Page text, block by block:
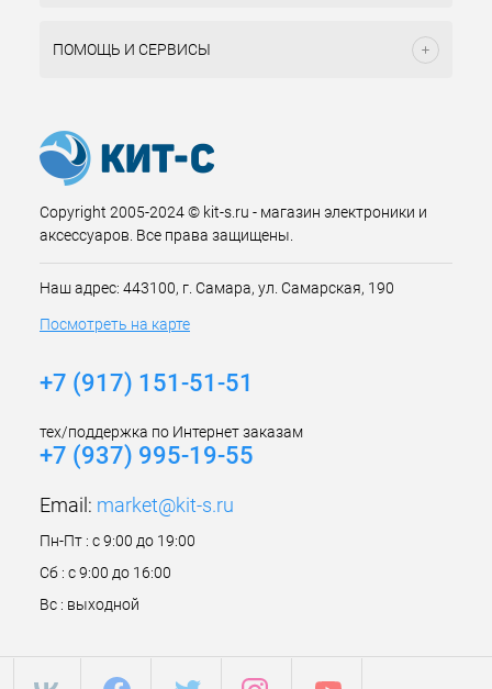
ПОМОЩЬ И СЕРВИСЫ
Copyright 2005-2024 © kit-s.ru - магазин электроники и
аксессуаров. Все права защищены.
Наш адрес: 443100, г. Самара, ул. Самарская, 190
Посмотреть на карте
+7 (917) 151-51-51
тех/поддержка по Интернет заказам
+7 (937) 995-19-55
Email: market@kit-s.ru
Пн-Пт : с 9:00 до 19:00
Сб : с 9:00 до 16:00
Вс : выходной